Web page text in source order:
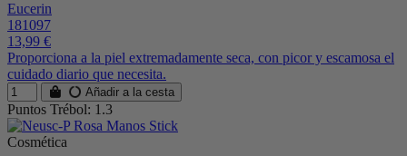
Eucerin
181097
13,99 €
Proporciona a la piel extremadamente seca, con picor y escamosa el
cuidado diario que necesita.
Añadir a la cesta
Puntos Trébol: 1.3
Cosmética